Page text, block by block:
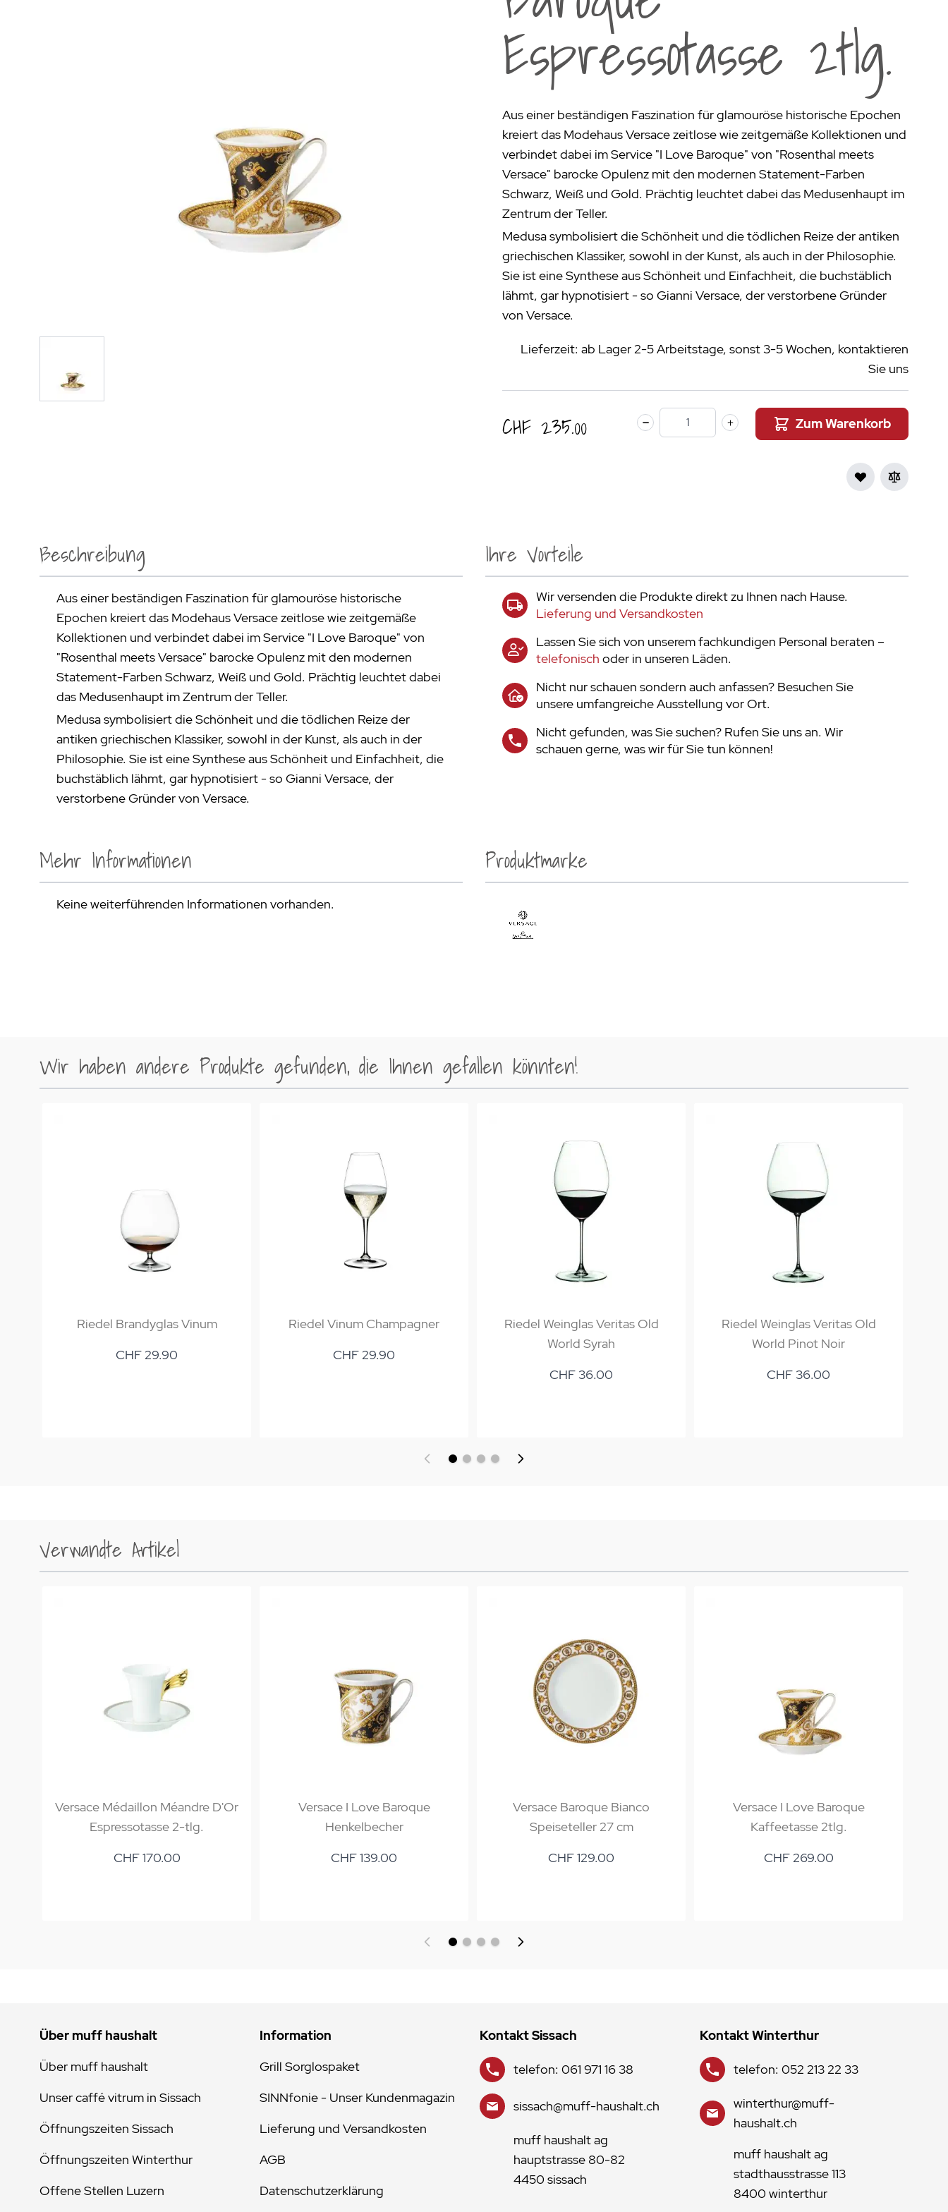
Fondue & RacletteSchalen & Körbe
Diverses
Kühltaschen | Isoliertaschen
Raumdüfte
Panier des Sens Körperpflege
Reinigung >
Espressotasse 2tlg.
Aus einer beständigen Faszination für glamouröse historische Epochen
kreiert das Modehaus Versace zeitlose wie zeitgemäße Kollektionen und
verbindet dabei im Service "I Love Baroque" von "Rosenthal meets
Versace" barocke Opulenz mit den modernen Statement-Farben
Schwarz, Weiß und Gold. Prächtig leuchtet dabei das Medusenhaupt im
Zentrum der Teller.
Medusa symbolisiert die Schönheit und die tödlichen Reize der antiken
griechischen Klassiker, sowohl in der Kunst, als auch in der Philosophie.
Sie ist eine Synthese aus Schönheit und Einfachheit, die buchstäblich
lähmt, gar hypnotisiert - so Gianni Versace, der verstorbene Gründer
von Versace.
Lieferzeit: ab Lager 2-5 Arbeitstage, sonst 3-5 Wochen, kontaktieren
Sie uns
CHF 235.00 Menge Zum Warenkorb
Beschreibung
Aus einer beständigen Faszination für glamouröse historische
Epochen kreiert das Modehaus Versace zeitlose wie zeitgemäße
Kollektionen und verbindet dabei im Service "I Love Baroque" von
"Rosenthal meets Versace" barocke Opulenz mit den modernen
Statement-Farben Schwarz, Weiß und Gold. Prächtig leuchtet dabei
das Medusenhaupt im Zentrum der Teller.
Medusa symbolisiert die Schönheit und die tödlichen Reize der
antiken griechischen Klassiker, sowohl in der Kunst, als auch in der
Philosophie. Sie ist eine Synthese aus Schönheit und Einfachheit, die
buchstäblich lähmt, gar hypnotisiert - so Gianni Versace, der
verstorbene Gründer von Versace.
Ihre Vorteile
Wir versenden die Produkte direkt zu Ihnen nach Hause.
Lieferung und Versandkosten
Lassen Sie sich von unserem fachkundigen Personal beraten –
telefonisch oder in unseren Läden.
Nicht nur schauen sondern auch anfassen? Besuchen Sie
unsere umfangreiche Ausstellung vor Ort.
Nicht gefunden, was Sie suchen? Rufen Sie uns an. Wir
schauen gerne, was wir für Sie tun können!
Mehr Informationen
Keine weiterführenden Informationen vorhanden.
Produktmarke
Wir haben andere Produkte gefunden, die Ihnen gefallen könnten!
Riedel Brandyglas Vinum
CHF 29.90
Riedel Vinum Champagner
CHF 29.90
Riedel Weinglas Veritas Old
World Syrah
CHF 36.00
Riedel Weinglas Veritas Old
World Pinot Noir
CHF 36.00
Verwandte Artikel
Versace Médaillon Méandre D'Or
Espressotasse 2-tlg.
CHF 170.00
Versace I Love Baroque
Henkelbecher
CHF 139.00
Versace Baroque Bianco
Speiseteller 27 cm
CHF 129.00
Versace I Love Baroque
Kaffeetasse 2tlg.
CHF 269.00
Über muff haushalt
Über muff haushalt
Unser caffé vitrum in Sissach
Öffnungszeiten Sissach
Öffnungszeiten Winterthur
Offene Stellen Luzern
Information
Grill Sorglospaket
SINNfonie - Unser Kundenmagazin
Lieferung und Versandkosten
AGB
Datenschutzerklärung
Kontakt Sissach
telefon: 061 971 16 38
sissach@muff-haushalt.ch
muff haushalt ag
hauptstrasse 80-82
4450 sissach
Kontakt Winterthur
telefon: 052 213 22 33
winterthur@muff-
haushalt.ch
muff haushalt ag
stadthausstrasse 113
8400 winterthur